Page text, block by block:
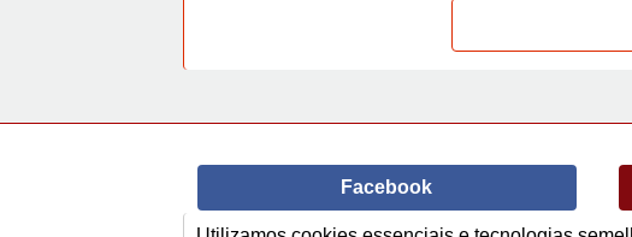
Frases de
Frases de Horário de verão
Facebook